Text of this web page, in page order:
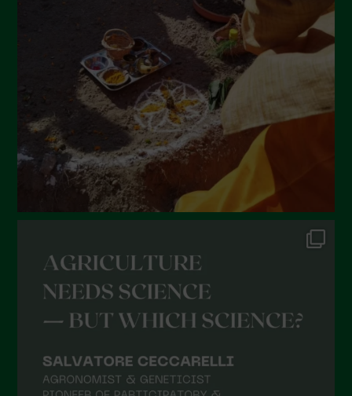
Aprile 2022
Marzo 2022
Febbraio 2022
Gennaio 2022
Dicembre 2021
Novembre 2021
Settembre 2021
Agosto 2021
Luglio 2021